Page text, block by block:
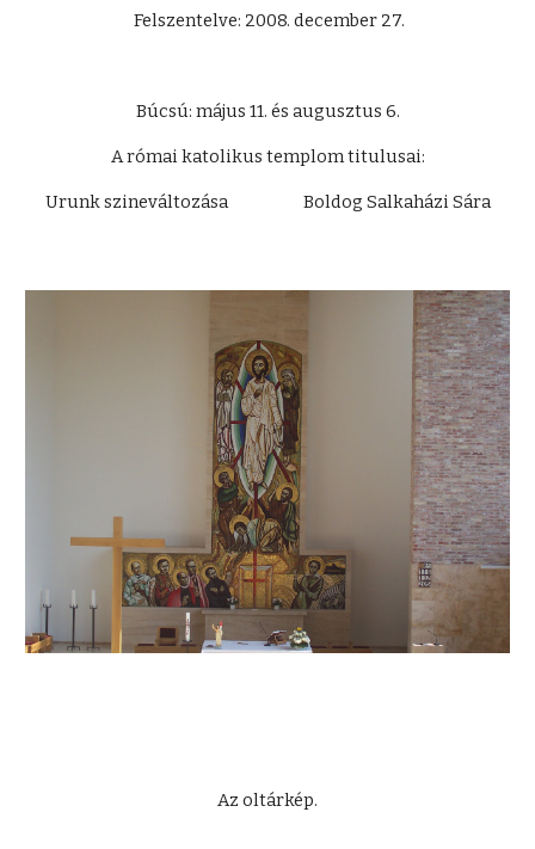
Felszentelve: 2008. december 27.
Búcsú: május 11. és augusztus 6.
A római katolikus templom titulusai:
Urunk szineváltozása Boldog Salkaházi Sára
Az oltárkép.